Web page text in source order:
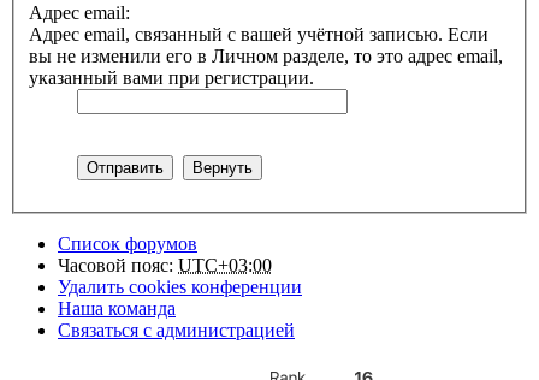
Адрес email:
Адрес email, связанный с вашей учётной записью. Если
вы не изменили его в Личном разделе, то это адрес email,
указанный вами при регистрации.
Список форумов
Часовой пояс: UTC+03:00
Удалить cookies конференции
Наша команда
Связаться с администрацией